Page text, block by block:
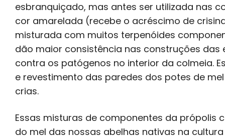
esbranquiçado, mas antes ser utilizada nas
cor amarelada (recebe o acréscimo de
misturada com muitos terpenóides
dão maior consistência nas construções
contra os patógenos no interior da colmeia.
e revestimento das paredes dos potes de
crias.
Essas misturas de componentes da
do mel das nossas abelhas nativas na